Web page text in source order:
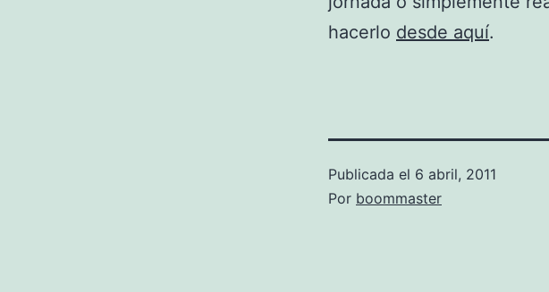
hacerlo desde aquí.
Publicada el 6 abril, 2011
Por boommaster